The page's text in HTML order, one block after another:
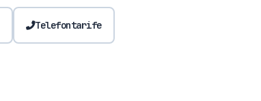
Telefontarife